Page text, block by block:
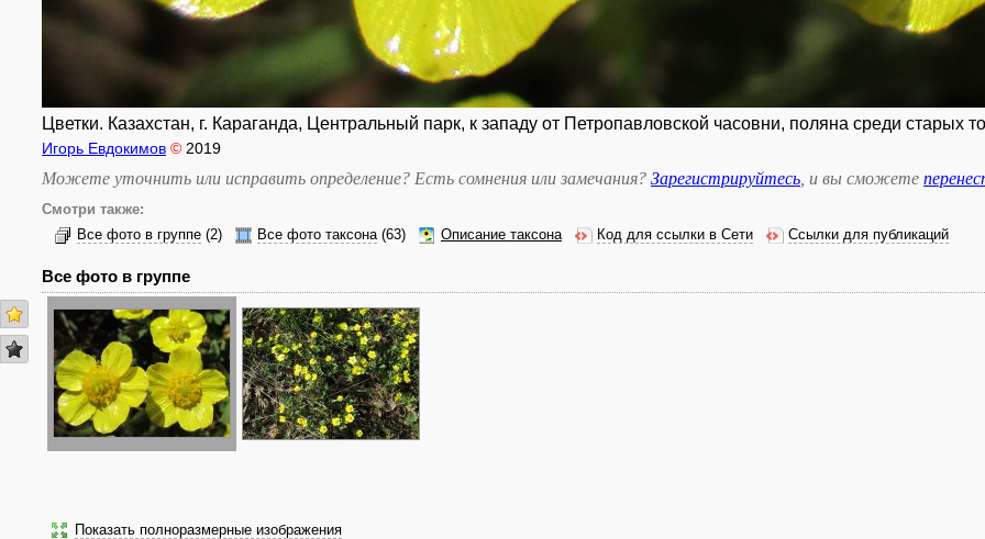
Цветки. Казахстан, г. Караганда, Центральный парк, к западу от Петропавловской часовни, поляна среди старых
Игорь Евдокимов © 2019
Можете уточнить или исправить определение? Есть сомнения или замечания? Зарегистрируйтесь , и вы сможете
Смотри также:
Все фото в группе (2) Все фото таксона(63) Описание таксона Код для ссылки в Сети Ссылки для публикаций
Все фото в группе
Показать полноразмерные изображения